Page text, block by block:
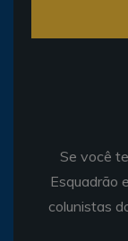
Se você
Esquadrão
colunistas